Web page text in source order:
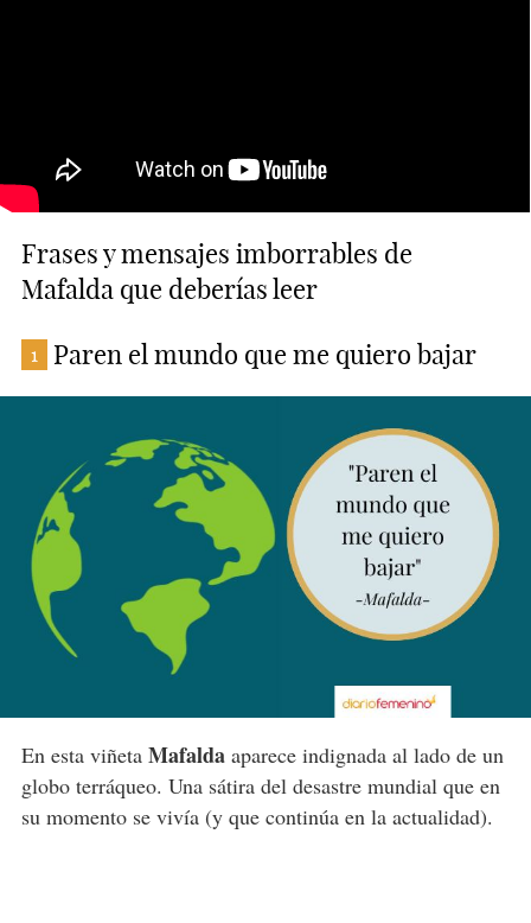
Frases y mensajes imborrables de
Mafalda que deberías leer
1 Paren el mundo que me quiero bajar
En esta viñeta Mafaldaaparece indignada al lado de un
globo terráqueo. Una sátira del desastre mundial que en
su momento se vivía (y que continúa en la actualidad).